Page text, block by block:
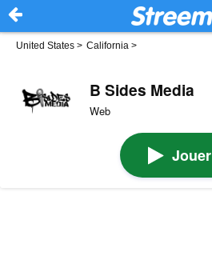
United States > California >
B Sides Media
Web
Jouer